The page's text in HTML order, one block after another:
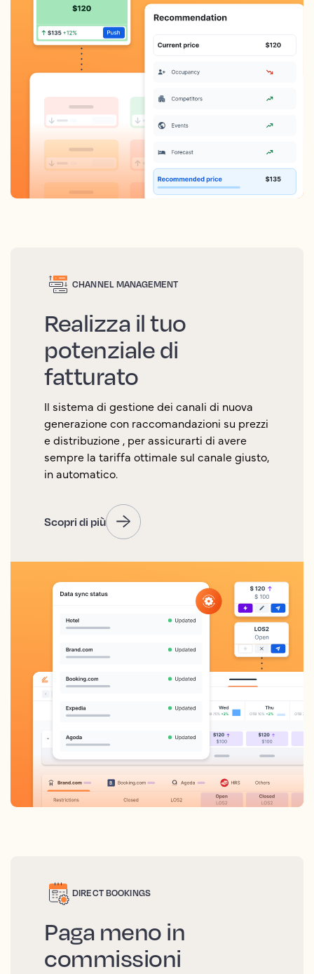
CHANNEL MANAGEMENT
Realizza il tuo
potenziale di
fatturato
Il sistema di gestione dei canali di nuova
generazione con raccomandazioni su prezzi
e distribuzione , per assicurarti di avere
sempre la tariffa ottimale sul canale giusto,
in automatico.
Scopri di più
DIRECT BOOKINGS
Paga meno in
commissioni